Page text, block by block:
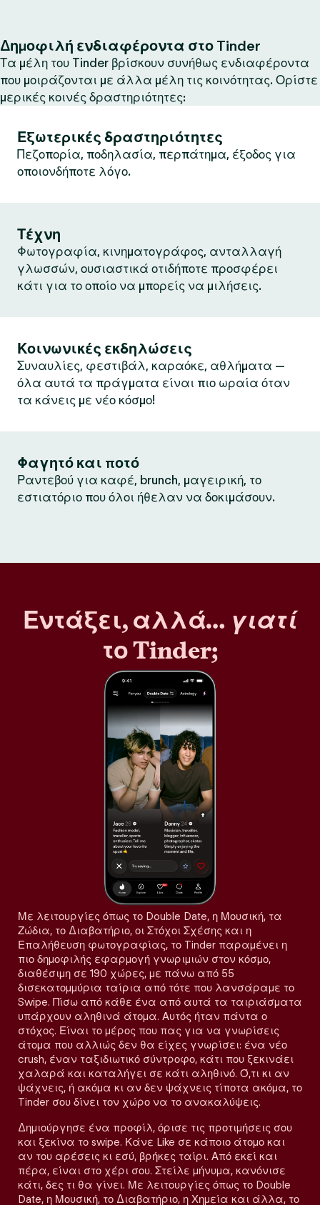
Δημοφιλή ενδιαφέροντα στο Tinder
Τα μέλη του Tinder βρίσκουν συνήθως ενδιαφέροντα
που μοιράζονται με άλλα μέλη τις κοινότητας. Ορίστε
μερικές κοινές δραστηριότητες:
Εξωτερικές δραστηριότητες
Πεζοπορία, ποδηλασία, περπάτημα, έξοδος για
οποιονδήποτε λόγο.
Τέχνη
Φωτογραφία, κινηματογράφος, ανταλλαγή
γλωσσών, ουσιαστικά οτιδήποτε προσφέρει
κάτι για το οποίο να μπορείς να μιλήσεις.
Κοινωνικές εκδηλώσεις
Συναυλίες, φεστιβάλ, καραόκε, αθλήματα —
όλα αυτά τα πράγματα είναι πιο ωραία όταν
τα κάνεις με νέο κόσμο!
Φαγητό και ποτό
Ραντεβού για καφέ, brunch, μαγειρική, το
εστιατόριο που όλοι ήθελαν να δοκιμάσουν.
Εντάξει, αλλά… γιατί
το Tinder;
Με λειτουργίες όπως το Double Date, η Μουσική, τα
Ζώδια, το Διαβατήριο, οι Στόχοι Σχέσης και η
Επαλήθευση φωτογραφίας, το Tinder παραμένει η
πιο δημοφιλής εφαρμογή γνωριμιών στον κόσμο,
διαθέσιμη σε 190 χώρες, με πάνω από 55
δισεκατομμύρια ταίρια από τότε που λανσάραμε το
Swipe. Πίσω από κάθε ένα από αυτά τα ταιριάσματα
υπάρχουν αληθινά άτομα. Αυτός ήταν πάντα ο
στόχος. Είναι το μέρος που πας για να γνωρίσεις
άτομα που αλλιώς δεν θα είχες γνωρίσει: ένα νέο
crush, έναν ταξιδιωτικό σύντροφο, κάτι που ξεκινάει
χαλαρά και καταλήγει σε κάτι αληθινό. Ό,τι κι αν
ψάχνεις, ή ακόμα κι αν δεν ψάχνεις τίποτα ακόμα, το
Tinder σου δίνει τον χώρο να το ανακαλύψεις.
Δημιούργησε ένα προφίλ, όρισε τις προτιμήσεις σου
και ξεκίνα το swipe. Κάνε Like σε κάποιο άτομο και
αν του αρέσεις κι εσύ, βρήκες ταίρι. Από εκεί και
πέρα, είναι στο χέρι σου. Στείλε μήνυμα, κανόνισε
κάτι, δες τι θα γίνει. Με λειτουργίες όπως το Double
Date, η Μουσική, το Διαβατήριο, η Χημεία και άλλα, το